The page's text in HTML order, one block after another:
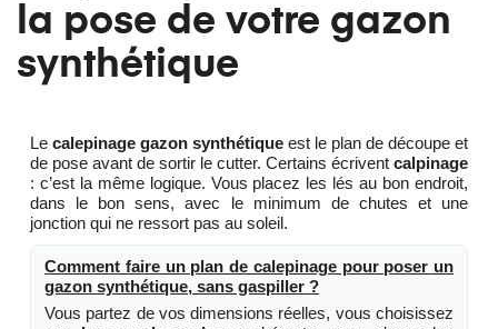
la pose de votre gazon
synthétique
Le calepinage gazon synthétique est le plan de découpe et
de pose avant de sortir le cutter. Certains écrivent calpinage
: c’est la même logique. Vous placez les lés au bon endroit,
dans le bon sens, avec le minimum de chutes et une
jonction qui ne ressort pas au soleil.
Comment faire un plan de calepinage pour poser un
gazon synthétique, sans gaspiller ?
Vous partez de vos dimensions réelles, vous choisissez